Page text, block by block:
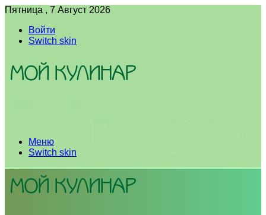
Пятница , 7 Август 2026
Войти
Switch skin
Меню
Switch skin